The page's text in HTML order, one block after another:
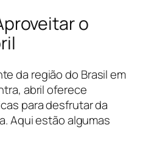
o
da região do Brasil em
abril oferece
para desfrutar da
Aqui estão algumas